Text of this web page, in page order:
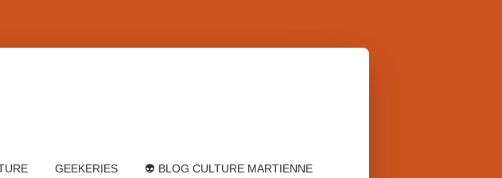
GEEKERIES 👽 BLOG CULTURE MARTIENNE